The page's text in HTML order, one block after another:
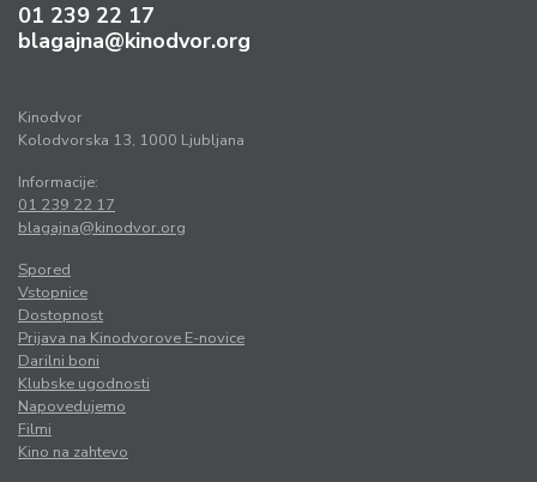
01 239 22 17
blagajna@kinodvor.org
Kinodvor
Kolodvorska 13, 1000 Ljubljana
Informacije:
01 239 22 17
blagajna@kinodvor.org
Spored
Vstopnice
Dostopnost
Prijava na Kinodvorove E-novice
Darilni boni
Klubske ugodnosti
Napovedujemo
Filmi
Kino na zahtevo